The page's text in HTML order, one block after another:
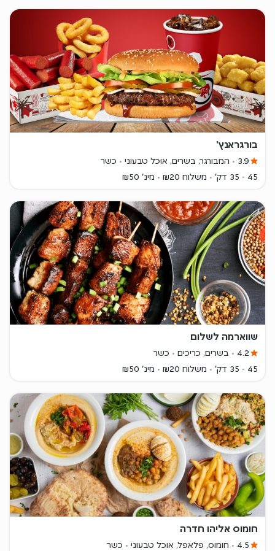
בורגראנץ'
3.9 המבורגר, בשרים, אוכל טבעוני
כשר
45 - 35 דק'
משלוח ₪20 מינ' ₪50
שווארמה לשלום
4.2 בשרים, כריכים
כשר
45 - 35 דק'
משלוח ₪20 מינ' ₪50
חומוס אליהו חדרה
4.5 חומוס, פלאפל, אוכל טבעוני
כשר